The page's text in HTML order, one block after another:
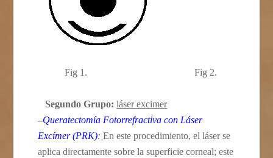
Fig 1. Fig 2.
Segundo Grupo:láser excimer
–Queratectomía Fotorrefractiva con Láser
Excímer (PRK): En este procedimiento, el láser se
aplica directamente sobre la superficie corneal; este